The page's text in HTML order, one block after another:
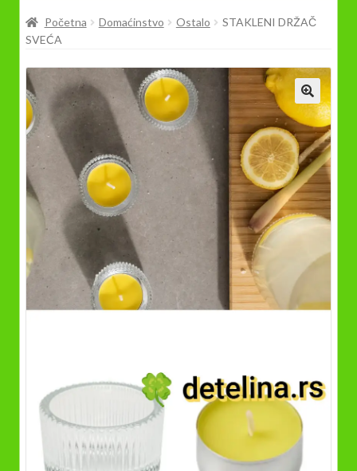
Prodavnica
Početna Domaćinstvo Ostalo
STAKLENI DRŽAČ
SVEĆA